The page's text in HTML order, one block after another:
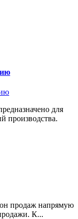
для
производства.
продаж напрямую
К...